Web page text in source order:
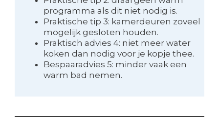
programma als dit niet nodig is.
Praktische tip 3: kamerdeuren zoveel
mogelijk gesloten houden.
Praktisch advies 4: niet meer water
koken dan nodig voor je kopje thee.
Bespaaradvies 5: minder vaak een
warm bad nemen.